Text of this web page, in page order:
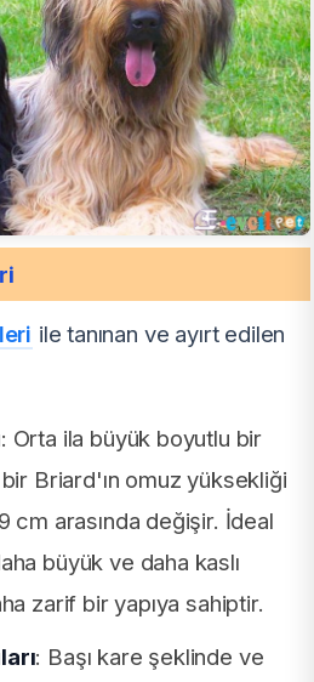
ile tanınan ve ayırt edilen
: Orta ila büyük boyutlu bir
Briard'ın omuz yüksekliği
cm arasında değişir. İdeal
büyük ve daha kaslı
zarif bir yapıya sahiptir.
: Başı kare şeklinde ve